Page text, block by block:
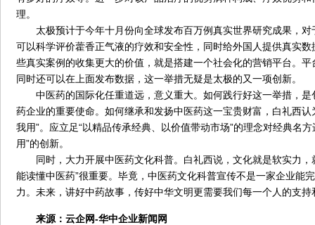
理。
太极预计于今年十月份向全球发布百万例真实世界研究成果，对
可以科学评价藿香正气液的疗效和安全性，同时给外国人提供真实
些真实案例的收集更大的价值，就是搭建一个社会化的营销平台。
同时还可以在上面发布数据，这一举措无疑是太极的又一项创新。
中医药的国际化任重道远，意义重大。如何践行好这一举措，是
药企业的重要使命。如何继承和发扬中医药这一宝贵财富，白礼西认
我用”。应立足“以精品传承经典、以价值带动市场”的理念对经典名
用”的创新。
同时，大力开展中医药文化科普。白礼西说，文化就是软实力，
能读懂中医药”很重要。毕竟，中医药文化科普宣传不是一家企业能
力。未来，讲好中药故事，传好中华文明更需要我们每一个人的支
来源： 云企网-华中企业新闻网